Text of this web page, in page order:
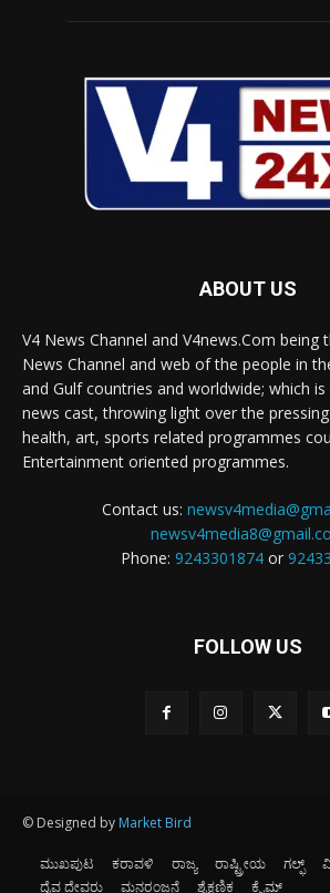
ABOUT US
V4 News Channel and V4news.Com being
News Channel and web of the people in
and Gulf countries and worldwide; which
news cast, throwing light over the
health, art, sports related programmes
Entertainment oriented programmes.
Contact us:
Phone: 9243301874or
FOLLOW US
© Designed by Market Bird
ಮುಖಪುಟ ಕರಾವಳಿ ರಾಜ್ಯ ರಾಷ್ಟ್ರೀಯ ಗಲ್ಫ್
ದೈವ ದೇವರು
ಮನರಂಜನೆ ಶೈಕ್ಷಣಿಕ ಕ್ರೈಮ್